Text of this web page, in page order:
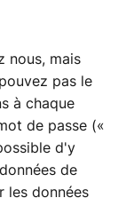
nous, mais
pas le
à chaque
de passe («
d'y
de
les données